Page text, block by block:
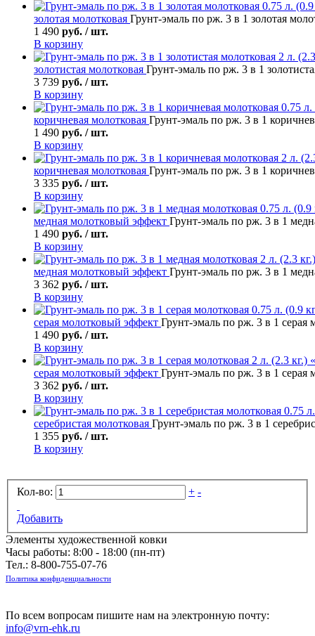
золотая молотковая Грунт-эмаль по рж. 3 в 1 золотая
1 490 руб. / шт.
В корзину
золотистая молотковая Грунт-эмаль по рж. 3 в 1
3 739 руб. / шт.
В корзину
коричневая молотковая Грунт-эмаль по рж. 3 в 1
1 490 руб. / шт.
В корзину
коричневая молотковая Грунт-эмаль по рж. 3 в 1
3 335 руб. / шт.
В корзину
медная молотковый эффект Грунт-эмаль по рж. 3 в 1
1 490 руб. / шт.
В корзину
медная молотковый эффект Грунт-эмаль по рж. 3 в 1
3 362 руб. / шт.
В корзину
серая молотковый эффект Грунт-эмаль по рж. 3 в 1 серая
1 490 руб. / шт.
В корзину
серая молотковый эффект Грунт-эмаль по рж. 3 в 1 серая
3 362 руб. / шт.
В корзину
серебристая молотковая Грунт-эмаль по рж. 3 в 1
1 355 руб. / шт.
В корзину
Кол-во: + -
Добавить
Элементы художественной ковки
Часы работы: 8:00 - 18:00 (пн-пт)
Тел.: 8-800-755-07-76
Политика конфиденциальности
По всем вопросам пишите нам на электронную почту:
info@vrn-ehk.ru